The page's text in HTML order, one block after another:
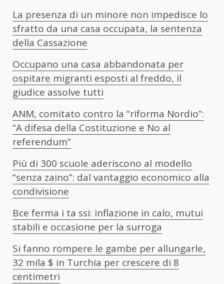
La presenza di un minore non impedisce lo
sfratto da una casa occupata, la sentenza
della Cassazione
Occupano una casa abbandonata per
ospitare migranti esposti al freddo, il
giudice assolve tutti
ANM, comitato contro la “riforma Nordio”:
“A difesa della Costituzione e No al
referendum”
Più di 300 scuole aderiscono al modello
“senza zaino”: dal vantaggio economico alla
condivisione
Bce ferma i ta ssi: inflazione in calo, mutui
stabili e occasione per la surroga
Si fanno rompere le gambe per allungarle,
32 mila $ in Turchia per crescere di 8
centimetri